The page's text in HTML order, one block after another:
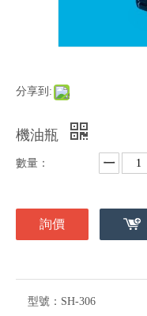
分享到:
機油瓶
數量：
詢價
型號： SH-306